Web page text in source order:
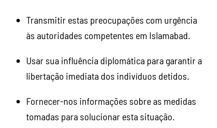
Transmitir estas preocupações com urgência
às autoridades competentes em Islamabad.
Usar sua influência diplomática para garantir a
libertação imediata dos indivíduos detidos.
Fornecer-nos informações sobre as medidas
tomadas para solucionar esta situação.